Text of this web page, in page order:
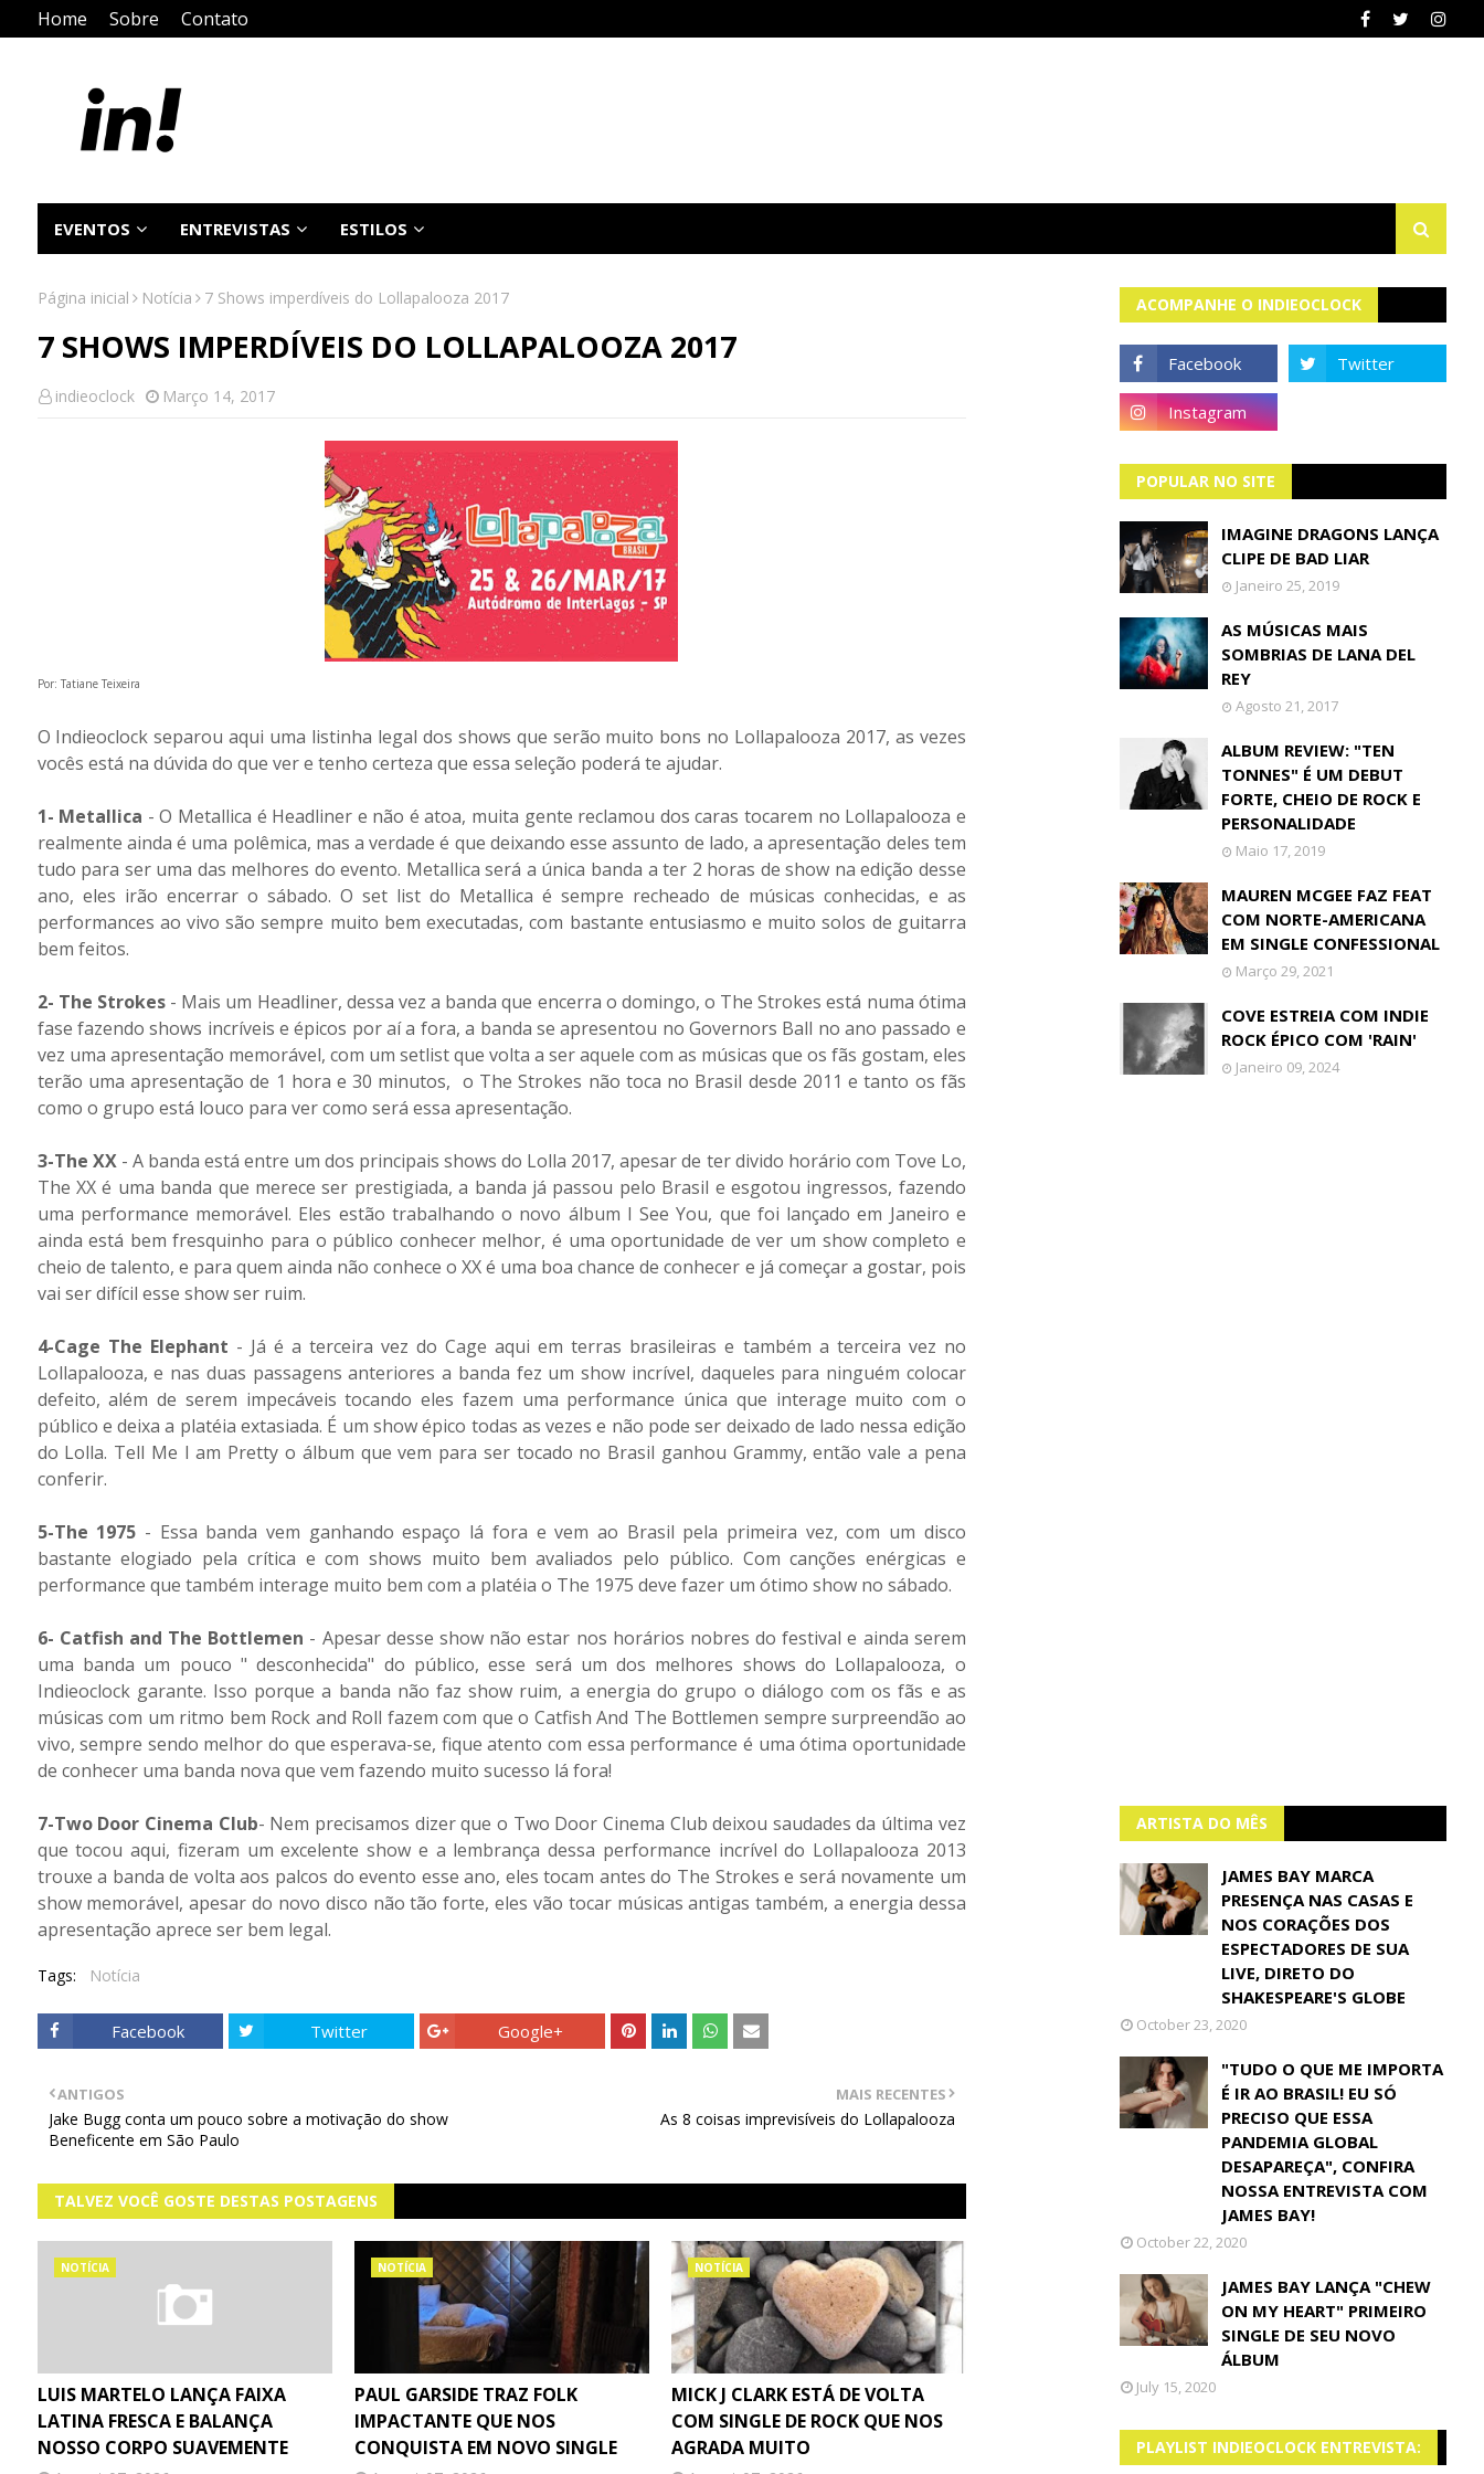
Home Sobre Contato
EVENTOS ENTREVISTAS ESTILOS
Página inicial Notícia 7 Shows imperdíveis do Lollapalooza 2017
7 SHOWS IMPERDÍVEIS DO LOLLAPALOOZA 2017
indieoclock Março 14, 2017
Por: Tatiane Teixeira
O Indieoclock separou aqui uma listinha legal dos shows que serão muito bons no Lollapalooza 2017, as vezes
vocês está na dúvida do que ver e tenho certeza que essa seleção poderá te ajudar.
1- Metallica - O Metallica é Headliner e não é atoa, muita gente reclamou dos caras tocarem no Lollapalooza e
realmente ainda é uma polêmica, mas a verdade é que deixando esse assunto de lado, a apresentação deles tem
tudo para ser uma das melhores do evento. Metallica será a única banda a ter 2 horas de show na edição desse
ano, eles irão encerrar o sábado. O set list do Metallica é sempre recheado de músicas conhecidas, e as
performances ao vivo são sempre muito bem executadas, com bastante entusiasmo e muito solos de guitarra
bem feitos.
2- The Strokes- Mais um Headliner, dessa vez a banda que encerra o domingo, o The Strokes está numa ótima
fase fazendo shows incríveis e épicos por aí a fora, a banda se apresentou no Governors Ball no ano passado e
vez uma apresentação memorável, com um setlist que volta a ser aquele com as músicas que os fãs gostam, eles
terão uma apresentação de 1 hora e 30 minutos, o The Strokes não toca no Brasil desde 2011 e tanto os fãs
como o grupo está louco para ver como será essa apresentação.
3-The XX- A banda está entre um dos principais shows do Lolla 2017, apesar de ter divido horário com Tove Lo,
The XX é uma banda que merece ser prestigiada, a banda já passou pelo Brasil e esgotou ingressos, fazendo
uma performance memorável. Eles estão trabalhando o novo álbum I See You, que foi lançado em Janeiro e
ainda está bem fresquinho para o público conhecer melhor, é uma oportunidade de ver um show completo e
cheio de talento, e para quem ainda não conhece o XX é uma boa chance de conhecer e já começar a gostar, pois
vai ser difícil esse show ser ruim.
4-Cage The Elephant - Já é a terceira vez do Cage aqui em terras brasileiras e também a terceira vez no
Lollapalooza, e nas duas passagens anteriores a banda fez um show incrível, daqueles para ninguém colocar
defeito, além de serem impecáveis tocando eles fazem uma performance única que interage muito com o
público e deixa a platéia extasiada. É um show épico todas as vezes e não pode ser deixado de lado nessa edição
do Lolla. Tell Me I am Pretty o álbum que vem para ser tocado no Brasil ganhou Grammy, então vale a pena
conferir.
5-The 1975 - Essa banda vem ganhando espaço lá fora e vem ao Brasil pela primeira vez, com um disco
bastante elogiado pela crítica e com shows muito bem avaliados pelo público. Com canções enérgicas e
performance que também interage muito bem com a platéia o The 1975 deve fazer um ótimo show no sábado.
6- Catfish and The Bottlemen - Apesar desse show não estar nos horários nobres do festival e ainda serem
uma banda um pouco " desconhecida" do público, esse será um dos melhores shows do Lollapalooza, o
Indieoclock garante. Isso porque a banda não faz show ruim, a energia do grupo o diálogo com os fãs e as
músicas com um ritmo bem Rock and Roll fazem com que o Catfish And The Bottlemen sempre surpreendão ao
vivo, sempre sendo melhor do que esperava-se, fique atento com essa performance é uma ótima oportunidade
de conhecer uma banda nova que vem fazendo muito sucesso lá fora!
7-Two Door Cinema Club- Nem precisamos dizer que o Two Door Cinema Club deixou saudades da última vez
que tocou aqui, fizeram um excelente show e a lembrança dessa performance incrível do Lollapalooza 2013
trouxe a banda de volta aos palcos do evento esse ano, eles tocam antes do The Strokes e será novamente um
show memorável, apesar do novo disco não tão forte, eles vão tocar músicas antigas também, a energia dessa
apresentação aprece ser bem legal.
Tags: Notícia
Facebook Twitter Google+
MAIS RECENTES
As 8 coisas imprevisíveis do Lollapalooza
ANTIGOS
Jake Bugg conta um pouco sobre a motivação do show
Beneficente em São Paulo
TALVEZ VOCÊ GOSTE DESTAS POSTAGENS
NOTÍCIA
LUIS MARTELO LANÇA FAIXA
LATINA FRESCA E BALANÇA
NOSSO CORPO SUAVEMENTE
NOTÍCIA
PAUL GARSIDE TRAZ FOLK
IMPACTANTE QUE NOS
CONQUISTA EM NOVO SINGLE
NOTÍCIA
MICK J CLARK ESTÁ DE VOLTA
COM SINGLE DE ROCK QUE NOS
AGRADA MUITO
ACOMPANHE O INDIEOCLOCK
POPULAR NO SITE
IMAGINE DRAGONS LANÇA
CLIPE DE BAD LIAR
Janeiro 25, 2019
AS MÚSICAS MAIS
SOMBRIAS DE LANA DEL
REY
Agosto 21, 2017
ALBUM REVIEW: "TEN
TONNES" É UM DEBUT
FORTE, CHEIO DE ROCK E
PERSONALIDADE
Maio 17, 2019
MAUREN MCGEE FAZ FEAT
COM NORTE-AMERICANA
EM SINGLE CONFESSIONAL
Março 29, 2021
COVE ESTREIA COM INDIE
ROCK ÉPICO COM 'RAIN'
Janeiro 09, 2024
ARTISTA DO MÊS
JAMES BAY MARCA
PRESENÇA NAS CASAS E
NOS CORAÇÕES DOS
ESPECTADORES DE SUA
LIVE, DIRETO DO
SHAKESPEARE'S GLOBE
October 23, 2020
"TUDO O QUE ME IMPORTA
É IR AO BRASIL! EU SÓ
PRECISO QUE ESSA
PANDEMIA GLOBAL
DESAPAREÇA", CONFIRA
NOSSA ENTREVISTA COM
JAMES BAY!
October 22, 2020
JAMES BAY LANÇA "CHEW
ON MY HEART" PRIMEIRO
SINGLE DE SEU NOVO
ÁLBUM
July 15, 2020
PLAYLIST INDIEOCLOCK ENTREVISTA: